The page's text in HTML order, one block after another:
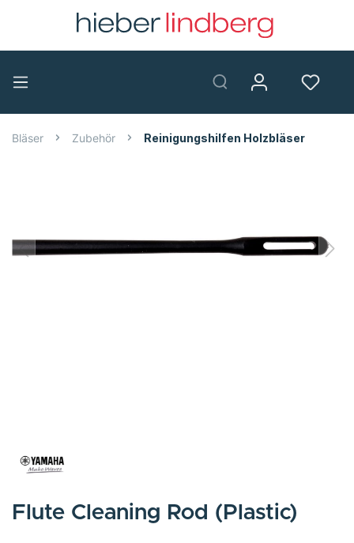
Bläser Zubehör Reinigungshilfen Holzbläser
Flute Cleaning Rod (Plastic)